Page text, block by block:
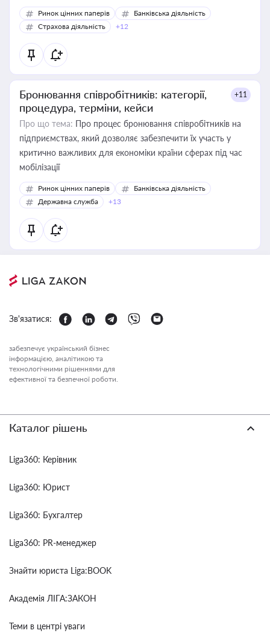
Ринок цінних паперів
Банківська діяльність
Страхова діяльність
+12
Бронювання співробітників: категорії,
процедура, терміни, кейси
+11
Про що тема: Про процес бронювання співробітників на
підприємствах, який дозволяє забезпечити їх участь у
критично важливих для економіки країни сферах під час
мобілізації
Ринок цінних паперів
Банківська діяльність
Державна служба
+13
Зв'язатися:
забезпечує український бізнес
інформацією, аналітикою та
технологічними рішеннями для
ефективної та безпечної роботи.
Каталог рішень
Liga360: Керівник
Liga360: Юрист
Liga360: Бухгалтер
Liga360: PR-менеджер
Знайти юриста Liga:BOOK
Академія ЛІГА:ЗАКОН
Теми в центрі уваги